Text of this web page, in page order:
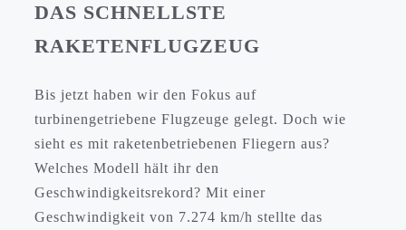
DAS SCHNELLSTE
RAKETENFLUGZEUG
Bis jetzt haben wir den Fokus auf
turbinengetriebene Flugzeuge gelegt. Doch wie
sieht es mit raketenbetriebenen Fliegern aus?
Welches Modell hält ihr den
Geschwindigkeitsrekord? Mit einer
Geschwindigkeit von 7.274 km/h stellte das